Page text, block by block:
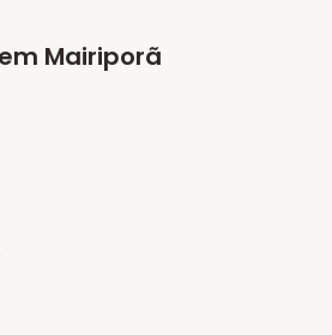
Mairiporã